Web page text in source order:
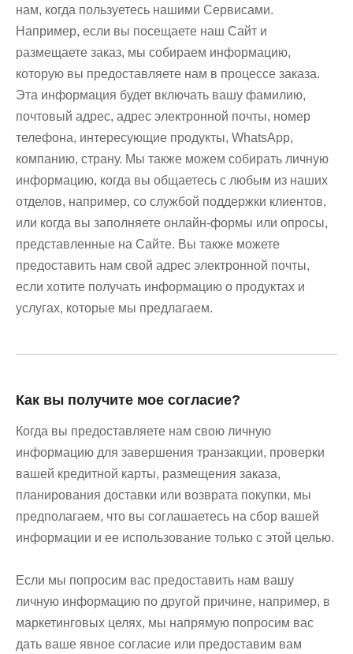
нам, когда пользуетесь нашими Сервисами.
Например, если вы посещаете наш Сайт и
размещаете заказ, мы собираем информацию,
которую вы предоставляете нам в процессе заказа.
Эта информация будет включать вашу фамилию,
почтовый адрес, адрес электронной почты, номер
телефона, интересующие продукты, WhatsApp,
компанию, страну. Мы также можем собирать личную
информацию, когда вы общаетесь с любым из наших
отделов, например, со службой поддержки клиентов,
или когда вы заполняете онлайн-формы или опросы,
представленные на Сайте. Вы также можете
предоставить нам свой адрес электронной почты,
если хотите получать информацию о продуктах и ​​
услугах, которые мы предлагаем.
Как вы получите мое согласие?
Когда вы предоставляете нам свою личную
информацию для завершения транзакции, проверки
вашей кредитной карты, размещения заказа,
планирования доставки или возврата покупки, мы
предполагаем, что вы соглашаетесь на сбор вашей
информации и ее использование только с этой целью.
Если мы попросим вас предоставить нам вашу
личную информацию по другой причине, например, в
маркетинговых целях, мы напрямую попросим вас
дать ваше явное согласие или предоставим вам